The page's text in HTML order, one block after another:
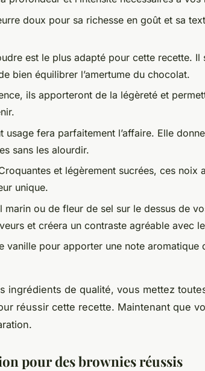
doux pour sa richesse en goût et sa
est le plus adapté pour cette recette. Il
bien équilibrer l’amertume du chocolat.
ils apporteront de la légèreté et
usage fera parfaitement l’affaire. Elle
sans les alourdir.
et légèrement sucrées, ces noix
unique.
marin ou de fleur de sel sur le dessus de
et créera un contraste agréable avec
vanille pour apporter une note aromatique
ingrédients de qualité, vous mettez
réussir cette recette. Maintenant que
pour des brownies réussis